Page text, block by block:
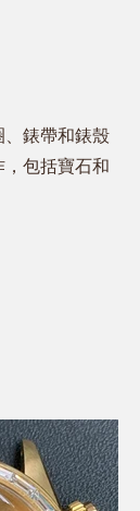
、錶帶和錶殼
，包括寶石和